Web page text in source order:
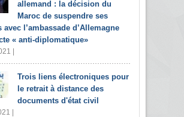
allemand : la décision du
Maroc de suspendre ses
avec l’ambassade d’Allemagne
« anti-diplomatique»
|
Trois liens électroniques pour
le retrait à distance des
documents d'état civil
|